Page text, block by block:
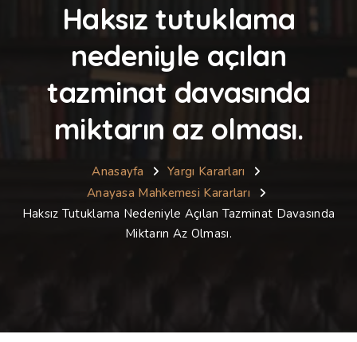
Haksız tutuklama
nedeniyle açılan
tazminat davasında
miktarın az olması.
Anasayfa
Yargı Kararları
Anayasa Mahkemesi Kararları
Haksız Tutuklama Nedeniyle Açılan Tazminat Davasında
Miktarın Az Olması.